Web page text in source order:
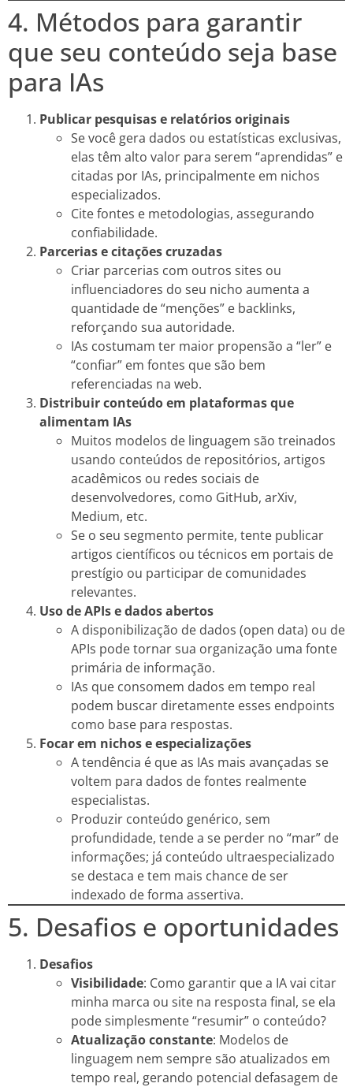
4. Métodos para garantir
que seu conteúdo seja base
para IAs
Publicar pesquisas e relatórios originais
Se você gera dados ou estatísticas exclusivas,
elas têm alto valor para serem “aprendidas” e
citadas por IAs, principalmente em nichos
especializados.
Cite fontes e metodologias, assegurando
confiabilidade.
Parcerias e citações cruzadas
Criar parcerias com outros sites ou
influenciadores do seu nicho aumenta a
quantidade de “menções” e backlinks,
reforçando sua autoridade.
IAs costumam ter maior propensão a “ler” e
“confiar” em fontes que são bem
referenciadas na web.
Distribuir conteúdo em plataformas que
alimentam IAs
Muitos modelos de linguagem são treinados
usando conteúdos de repositórios, artigos
acadêmicos ou redes sociais de
desenvolvedores, como GitHub, arXiv,
Medium, etc.
Se o seu segmento permite, tente publicar
artigos científicos ou técnicos em portais de
prestígio ou participar de comunidades
relevantes.
Uso de APIs e dados abertos
A disponibilização de dados (open data) ou de
APIs pode tornar sua organização uma fonte
primária de informação.
IAs que consomem dados em tempo real
podem buscar diretamente esses endpoints
como base para respostas.
Focar em nichos e especializações
A tendência é que as IAs mais avançadas se
voltem para dados de fontes realmente
especialistas.
Produzir conteúdo genérico, sem
profundidade, tende a se perder no “mar” de
informações; já conteúdo ultraespecializado
se destaca e tem mais chance de ser
indexado de forma assertiva.
5. Desafios e oportunidades
Desafios
Visibilidade: Como garantir que a IA vai citar
minha marca ou site na resposta final, se ela
pode simplesmente “resumir” o conteúdo?
Atualização constante: Modelos de
linguagem nem sempre são atualizados em
tempo real, gerando potencial defasagem de